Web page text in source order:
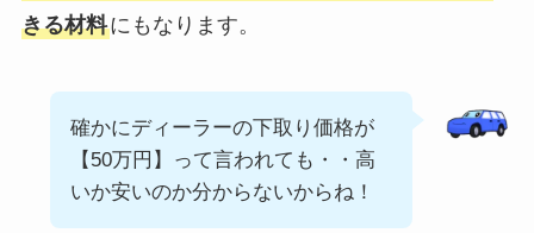
きる材料にもなります。
確かにディーラーの下取り価格が
【50万円】って言われても・・高
いか安いのか分からないからね！